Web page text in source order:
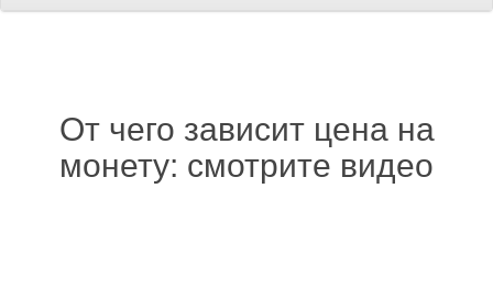
От чего зависит цена на
монету: смотрите видео